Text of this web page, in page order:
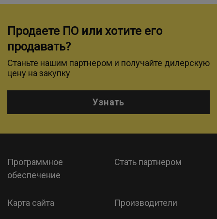
Продаете ПО или хотите его
продавать?
Станьте нашим партнером и получайте дилерскую
цену на закупку
Узнать
Программное
обеспечение
Стать партнером
Карта сайта Производители